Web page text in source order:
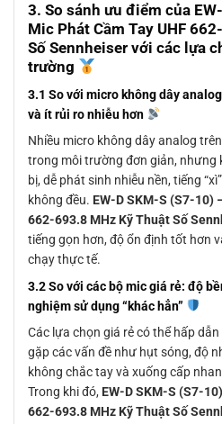
3. So sánh ưu điểm của
Mic Phát Cầm Tay UHF
Số Sennheiser với các lựa
trường
3.1 So với micro không dây
và ít rủi ro nhiễu hơn
Nhiều micro không dây analog
trong môi trường đơn giản, nhưng
bị, dễ phát sinh nhiễu nền, tiếng
không đều. EW-D SKM-S (S7-10)
662-693.8 MHz Kỹ Thuật Số
tiếng gọn hơn, độ ổn định tốt hơn
chạy thực tế.
3.2 So với các bộ mic giá rẻ: độ
nghiệm sử dụng “khác hẳn”
Các lựa chọn giá rẻ có thể hấp
gặp các vấn đề như hụt sóng, độ
không chắc tay và xuống cấp
Trong khi đó, EW-D SKM-S (S7-
662-693.8 MHz Kỹ Thuật Số